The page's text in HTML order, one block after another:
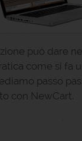
può dare
come si fa
passo
con NewCart.